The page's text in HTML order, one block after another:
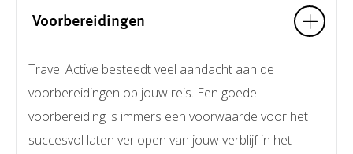
Voorbereidingen
Travel Active besteedt veel aandacht aan de
voorbereidingen op jouw reis. Een goede
voorbereiding is immers een voorwaarde voor het
succesvol laten verlopen van jouw verblijf in het